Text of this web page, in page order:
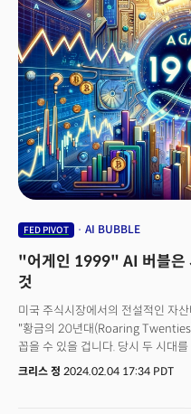
시장에서는 연준이 인플레이션 우
인하에 그칠 것이라는 관측이 지배
우려스러운 수준을 보이면서 연준
👉👉 트렌드쇼 서울 신청하러 가
가기!!!
FED PIVOT AI BUBBLE
"어게인 1999" AI 버블은
것
미국 주식시장에서의 전설적인 자
"황금의 20년대(Roaring
꼽을 수 있을 겁니다. 당시 두 시대
문화적 변화, 그리고 기술적 혁신이
크리스 정 2024.02.04 17:34 PDT